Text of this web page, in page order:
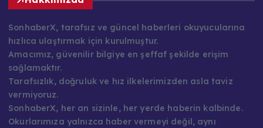
SonhaberX, tarafsız ve güncel haberleri okuyucularına
hızlıca ulaştırmak için kurulmuştur.
Amacımız, güvenilir bilgiye en şeffaf şekilde erişim
sağlamaktır.
Tarafsızlık, doğruluk ve hız ilkelerimizden asla taviz
vermiyoruz.
SonhaberX, her an sizinle, her yerde haberin kalbinde.
Okurlarımıza yalnızca haber vermeyi değil, aynı